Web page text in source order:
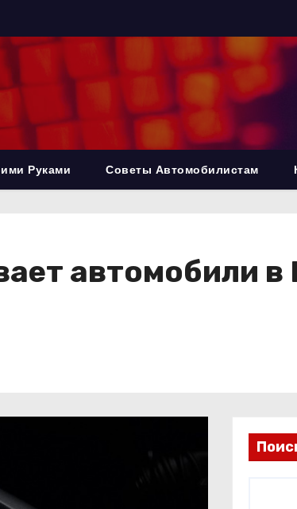
Руками Советы Автомобилистам
автомобили в